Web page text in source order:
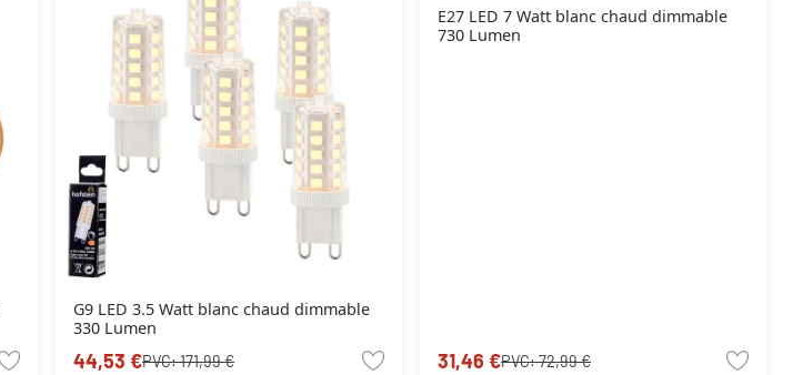
G9 LED 3.5 Watt blanc chaud dimmable
330 Lumen
44,53 €PVC:171,99 €
E27 LED 7 Watt blanc chaud dimmable
730 Lumen
31,46 €PVC:72,99 €